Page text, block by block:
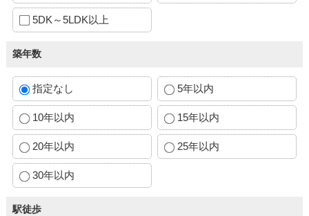
5DK～5LDK以上
築年数
指定なし 5年以内
10年以内 15年以内
20年以内 25年以内
30年以内
駅徒歩